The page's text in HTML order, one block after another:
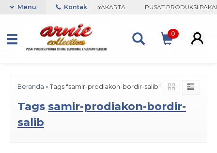
COLLECTION-BORO, YOGYAKARTA PUSAT PRODUKSI
Menu Kontak
0
Beranda » Tags "samir-prodiakon-bordir-salib"
Tags samir-prodiakon-bordir-
salib